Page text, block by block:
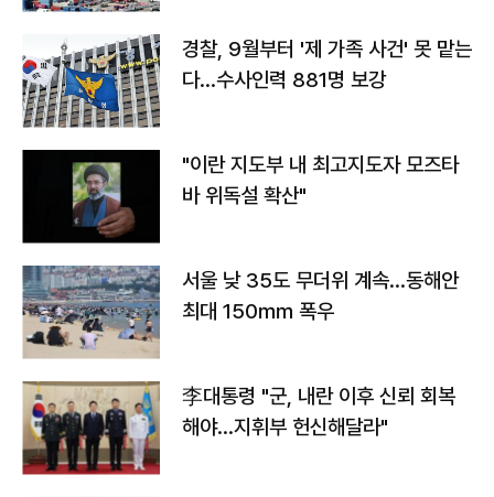
경찰, 9월부터 '제 가족 사건' 못 맡는
다…수사인력 881명 보강
"이란 지도부 내 최고지도자 모즈타
바 위독설 확산"
서울 낮 35도 무더위 계속…동해안
최대 150㎜ 폭우
李대통령 "군, 내란 이후 신뢰 회복
해야…지휘부 헌신해달라"